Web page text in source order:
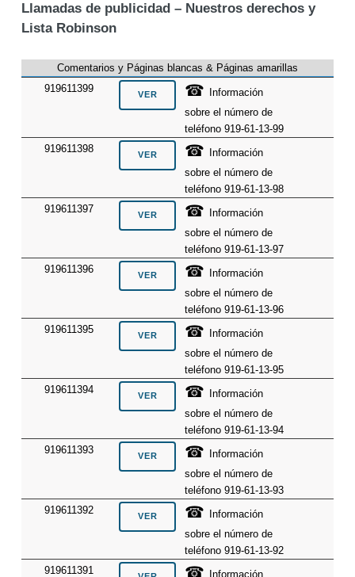
Llamadas de publicidad – Nuestros derechos y
Lista Robinson
Comentarios y Páginas blancas & Páginas amarillas
919611399
☎
Información
sobre el número de
teléfono 919-61-13-99
919611398
☎
Información
sobre el número de
teléfono 919-61-13-98
919611397
☎
Información
sobre el número de
teléfono 919-61-13-97
919611396
☎
Información
sobre el número de
teléfono 919-61-13-96
919611395
☎
Información
sobre el número de
teléfono 919-61-13-95
919611394
☎
Información
sobre el número de
teléfono 919-61-13-94
919611393
☎
Información
sobre el número de
teléfono 919-61-13-93
919611392
☎
Información
sobre el número de
teléfono 919-61-13-92
919611391
☎
Información